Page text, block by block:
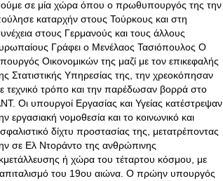
σε μία χώρα όπου ο πρωθυπουργός της την
καταρχήν στους Τούρκους και στη
στους Γερμανούς και τους άλλους
Γράφει ο Μενέλαος Τασιόπουλος Ο
Οικονομικών της μαζί με τον επικεφαλής
Στατιστικής Υπηρεσίας της, την χρεοκόπησαν
τεχνικό τρόπο και την παρέδωσαν βορρά στο
Οι υπουργοί Εργασίας και Υγείας κατέστρεψαν
εργασιακή νομοθεσία και το κοινωνικό και
δίχτυ προστασίας της, μετατρέποντας
σε Ελ Ντοράντο της ανθρώπινης
ή χώρα του τέταρτου κόσμου, με
του 19ου αιώνα. Ο πρώην υπουργός